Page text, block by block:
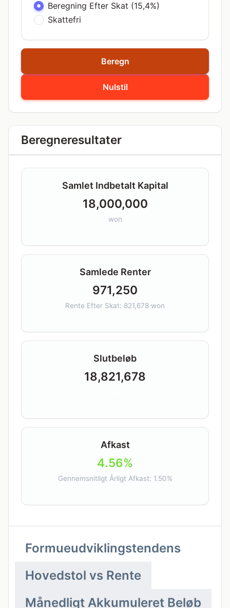
Beregning Efter Skat (15,4%)
Skattefri
Nulstil
Beregn
Beregneresultater
Samlet Indbetalt Kapital
18,000,000
won
Samlede Renter
971,250
Rente Efter Skat: 821,678 won
Slutbeløb
18,821,678
Afkast
4.56%
Gennemsnitligt Årligt Afkast: 1.50%
Formueudviklingstendens
Hovedstol vs Rente
Månedligt Akkumuleret Beløb